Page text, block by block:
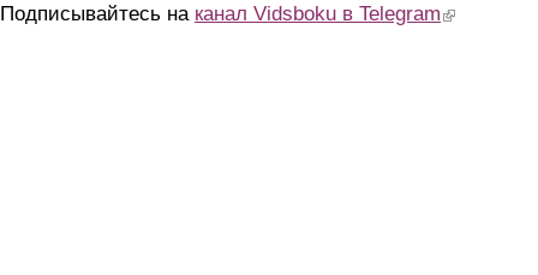
Подписывайтесь на канал Vidsboku в Telegram (link is